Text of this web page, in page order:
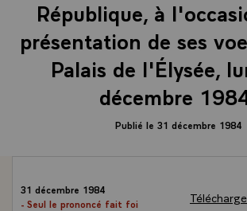
République, à
présentation de ses
Palais de l'Élysée,
décembre
Publié le 31 décembre 1984
31 décembre 1984
- Seul le prononcé fait foi